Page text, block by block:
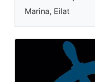
Marina, Eilat